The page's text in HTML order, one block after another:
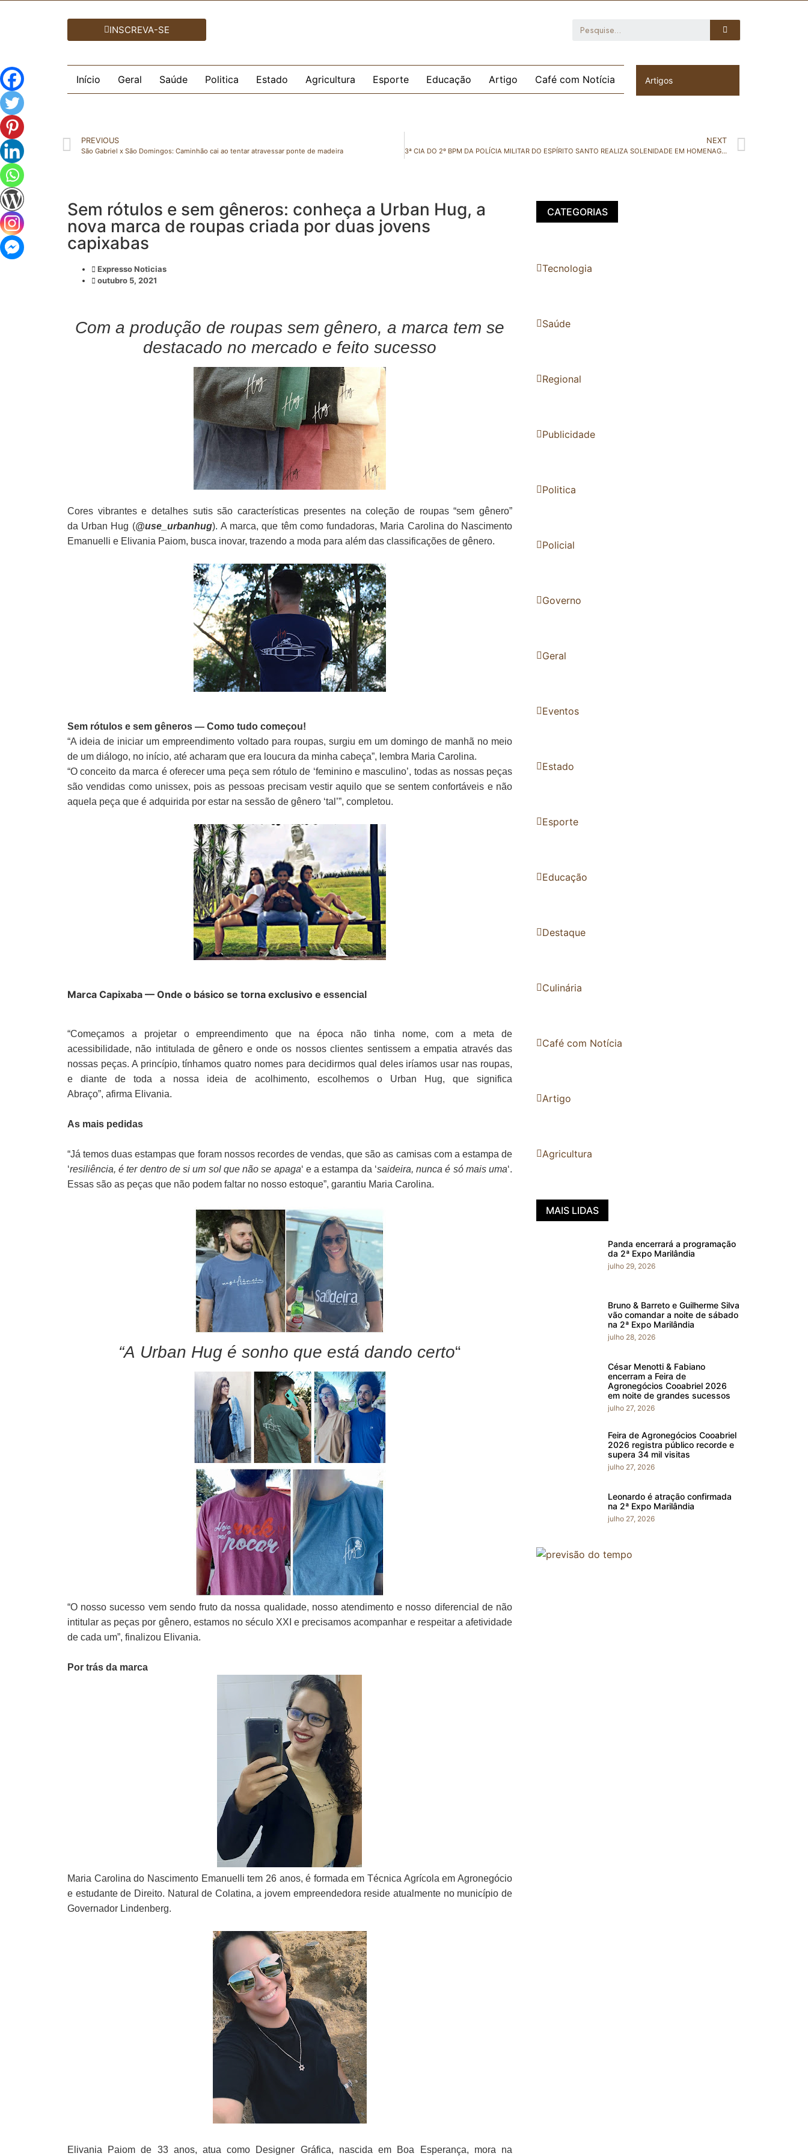
INSCREVA-SE
Início Geral Saúde Politica Estado Agricultura Esporte Educação Artigo Café com Notícia Artigos
PREVIOUS
São Gabriel x São Domingos: Caminhão cai ao tentar atravessar ponte de madeira
NEXT
3ª CIA DO 2º BPM DA POLÍCIA MILITAR DO ESPÍRITO SANTO REALIZA SOLENIDADE EM HOMENAGEM AOS DESTAQUES OPERACIONAIS DO 1º E 2º TRIMESTRES DE 2021 E TAMBÉM A AUTORIDADES LOCAIS
Sem rótulos e sem gêneros: conheça a Urban Hug, a
nova marca de roupas criada por duas jovens
capixabas
Expresso Noticias
outubro 5, 2021
Com a produção de roupas sem gênero, a marca tem se
destacado no mercado e feito sucesso
Cores vibrantes e detalhes sutis são características presentes na coleção de roupas “sem gênero”
da Urban Hug (@use_urbanhug). A marca, que têm como fundadoras, Maria Carolina do Nascimento
Emanuelli e Elivania Paiom, busca inovar, trazendo a moda para além das classificações de gênero.
Sem rótulos e sem gêneros — Como tudo começou!
“A ideia de iniciar um empreendimento voltado para roupas, surgiu em um domingo de manhã no meio
de um diálogo, no início, até acharam que era loucura da minha cabeça”, lembra Maria Carolina.
“O conceito da marca é oferecer uma peça sem rótulo de ‘feminino e masculino’, todas as nossas peças
são vendidas como unissex, pois as pessoas precisam vestir aquilo que se sentem confortáveis e não
aquela peça que é adquirida por estar na sessão de gênero ‘tal’”, completou.
Marca Capixaba — Onde o básico se torna exclusivo e essencial
“Começamos a projetar o empreendimento que na época não tinha nome, com a meta de
acessibilidade, não intitulada de gênero e onde os nossos clientes sentissem a empatia através das
nossas peças. A princípio, tínhamos quatro nomes para decidirmos qual deles iríamos usar nas roupas,
e diante de toda a nossa ideia de acolhimento, escolhemos o Urban
Hug, que significa
Abraço”, afirma Elivania.
As mais pedidas
“Já temos duas estampas que foram nossos recordes de vendas, que são as camisas com a estampa de
‘resiliência, é ter dentro de si um sol que não se apaga‘ e a estampa da ‘saideira, nunca é só mais uma‘.
Essas são as peças que não podem faltar no nosso estoque”, garantiu Maria Carolina.
“A Urban Hug é sonho que está dando certo“
“O nosso sucesso vem sendo fruto da nossa qualidade, nosso atendimento e nosso diferencial de não
intitular as peças por gênero, estamos no século XXI e precisamos acompanhar e respeitar a afetividade
de cada um”, finalizou Elivania.
Por trás da marca
Maria Carolina do Nascimento Emanuelli tem 26 anos, é formada em Técnica Agrícola em Agronegócio
e estudante de Direito. Natural de Colatina, a jovem empreendedora reside atualmente no município de
Governador Lindenberg.
Elivania Paiom de 33 anos, atua como Designer Gráfica, nascida em Boa Esperança, mora na
CATEGORIAS
Tecnologia
Saúde
Regional
Publicidade
Politica
Policial
Governo
Geral
Eventos
Estado
Esporte
Educação
Destaque
Culinária
Café com Notícia
Artigo
Agricultura
MAIS LIDAS
Panda encerrará a programação
da 2ª Expo Marilândia
julho 29, 2026
Bruno & Barreto e Guilherme Silva
vão comandar a noite de sábado
na 2ª Expo Marilândia
julho 28, 2026
César Menotti & Fabiano
encerram a Feira de
Agronegócios Cooabriel 2026
em noite de grandes sucessos
julho 27, 2026
Feira de Agronegócios Cooabriel
2026 registra público recorde e
supera 34 mil visitas
julho 27, 2026
Leonardo é atração confirmada
na 2ª Expo Marilândia
julho 27, 2026